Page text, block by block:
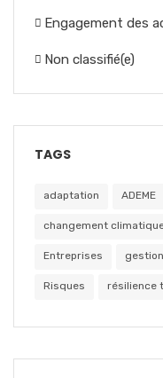
Engagement des
Non classifié(e)
TAGS
adaptation ADEME
changement
Entreprises
Risques résilience